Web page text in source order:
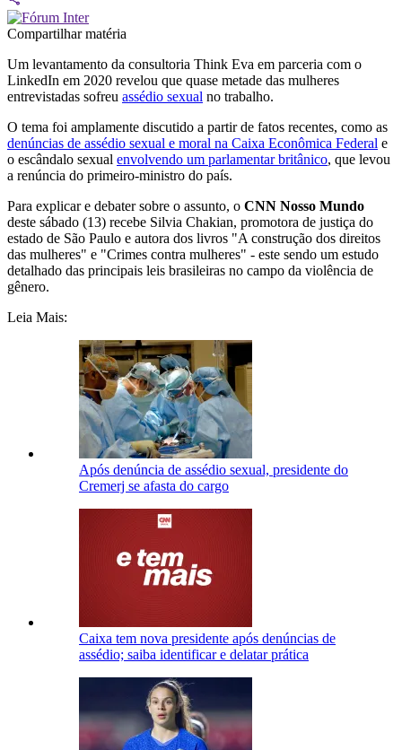
Compartilhar matéria
Um levantamento da consultoria Think Eva em parceria com o
LinkedIn em 2020 revelou que quase metade das mulheres
entrevistadas sofreu assédio sexual no trabalho.
O tema foi amplamente discutido a partir de fatos recentes, como as
denúncias de assédio sexual e moral na Caixa Econômica Federal e
o escândalo sexual envolvendo um parlamentar britânico, que levou
a renúncia do primeiro-ministro do país.
Para explicar e debater sobre o assunto, o CNN Nosso Mundo
deste sábado (13) recebe Silvia Chakian, promotora de justiça do
estado de São Paulo e autora dos livros "A construção dos direitos
das mulheres" e "Crimes contra mulheres" - este sendo um estudo
detalhado das principais leis brasileiras no campo da violência de
gênero.
Leia Mais:
Após denúncia de assédio sexual, presidente do
Cremerj se afasta do cargo
Caixa tem nova presidente após denúncias de
assédio; saiba identificar e delatar prática